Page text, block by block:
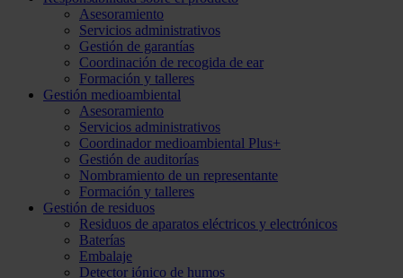
Asesoramiento
Servicios administrativos
Gestión de garantías
Coordinación de recogida de ear
Formación y talleres
Gestión medioambiental
Asesoramiento
Servicios administrativos
Coordinador medioambiental Plus+
Gestión de auditorías
Nombramiento de un representante
Formación y talleres
Gestión de residuos
Residuos de aparatos eléctricos y electrónicos
Baterías
Embalaje
Detector iónico de humos